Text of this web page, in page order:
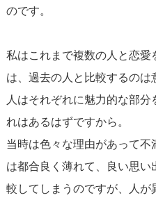
それぞれ異なります。大切な
解することです。他人の基準
に基づいた選択 をすることが
元カレと同じことを繰り返さ
活かして、今の関係において
と設け、健全な依存関係を築
た、相手に過度な期待をし
のです。
私はこれまで複数の人と恋
は、過去の人と比較するのは
人はそれぞれに魅力的な部
れはあるはずですから。
当時は色々な理由があって
は都合良く薄れて、良い思
較してしまうのですが、人